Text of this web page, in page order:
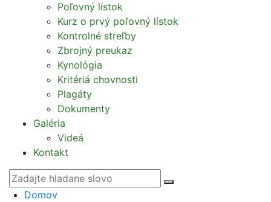
Poľovný lístok
Kurz o prvý poľovný lístok
Kontrolné streľby
Zbrojný preukaz
Kynológia
Kritériá chovnosti
Plagáty
Dokumenty
Galéria
Videá
Kontakt
Domov